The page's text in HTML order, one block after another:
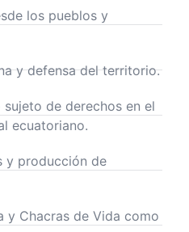
los pueblos y
y defensa del territorio.
de derechos en el
ecuatoriano.
y producción de
y Chacras de Vida como